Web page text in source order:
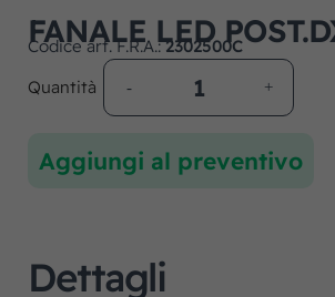
FANALE LED
Codice art. F.R.A.:2302500C
Quantità
Aggiungi al preventivo
Dettagli